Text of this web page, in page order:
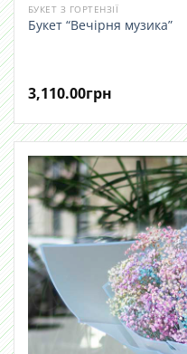
БУКЕТ З ГОРТЕНЗІЇ
Букет “Вечірня музика”
3,110.00грн